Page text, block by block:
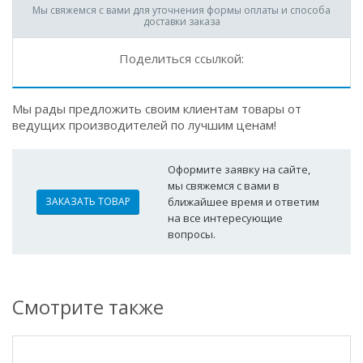
Мы свяжемся с вами для уточнения формы оплаты и способа
доставки заказа
Поделиться ссылкой:
Мы рады предложить своим клиентам товары от
ведущих производителей по лучшим ценам!
ЗАКАЗАТЬ ТОВАР
Оформите заявку на сайте,
мы свяжемся с вами в
ближайшее время и ответим
на все интересующие
вопросы.
Смотрите также